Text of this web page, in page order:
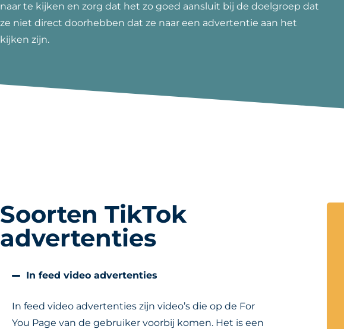
naar te kijken en zorg dat het zo goed aansluit bij de doelgroep dat
ze niet direct doorhebben dat ze naar een advertentie aan het
kijken zijn.
Soorten TikTok
advertenties
In feed video advertenties
In feed video advertenties zijn video’s die op de For
You Page van de gebruiker voorbij komen. Het is een